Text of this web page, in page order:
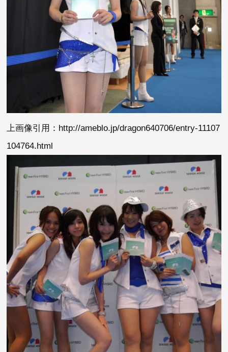
上画像引用：http://ameblo.jp/dragon640706/entry-11107
104764.html